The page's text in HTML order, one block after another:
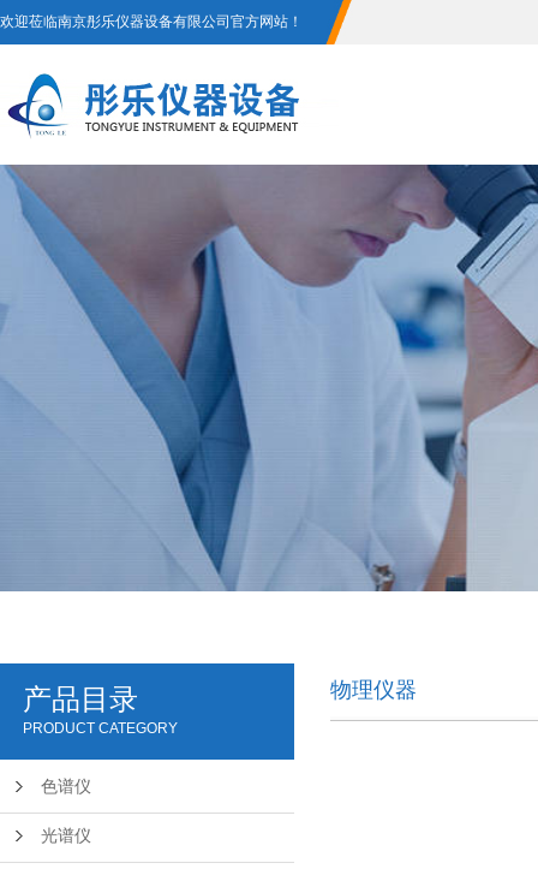
欢迎莅临南京彤乐仪器设备有限公司官方网站！
产品目录
PRODUCT CATEGORY
色谱仪
光谱仪
物理仪器